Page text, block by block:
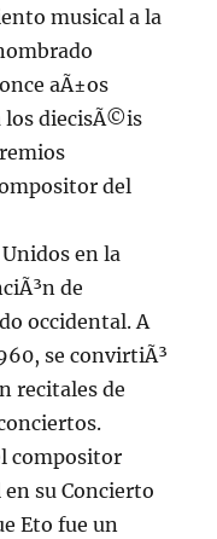
musical a la
aÃ±os
los diecisÃ©is
del
en la
de
occidental. A
se convirtiÃ³
recitales de
compositor
su Concierto
Eto fue un